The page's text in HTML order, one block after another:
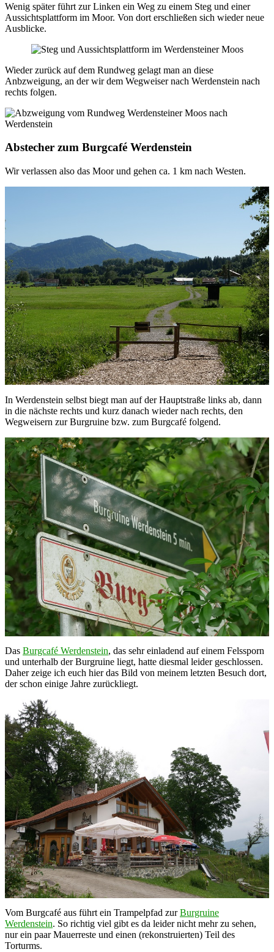
Wenig später führt zur Linken ein Weg zu einem Steg und einer
Aussichtsplattform im Moor. Von dort erschließen sich wieder neue
Ausblicke.
Wieder zurück auf dem Rundweg gelagt man an diese
Anbzweigung, an der wir dem Wegweiser nach Werdenstein nach
rechts folgen.
Abstecher zum Burgcafé Werdenstein
Wir verlassen also das Moor und gehen ca. 1 km nach Westen.
In Werdenstein selbst biegt man auf der Hauptstraße links ab, dann
in die nächste rechts und kurz danach wieder nach rechts, den
Wegweisern zur Burgruine bzw. zum Burgcafé folgend.
Das Burgcafé Werdenstein, das sehr einladend auf einem Felssporn
und unterhalb der Burgruine liegt, hatte diesmal leider geschlossen.
Daher zeige ich euch hier das Bild von meinem letzten Besuch dort,
der schon einige Jahre zurückliegt.
Vom Burgcafé aus führt ein Trampelpfad zurBurgruine
Werdenstein. So richtig viel gibt es da leider nicht mehr zu sehen,
nur ein paar Mauerreste und einen (rekonstruierten) Teil des
Torturms.